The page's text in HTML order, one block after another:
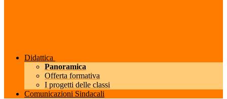
Didattica
Panoramica
Offerta formativa
I progetti delle classi
Comunicazioni Sindacali